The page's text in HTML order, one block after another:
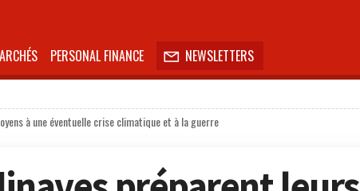
PERSONAL FINANCE  NEWSLETTERS
à une éventuelle crise climatique et à la guerre